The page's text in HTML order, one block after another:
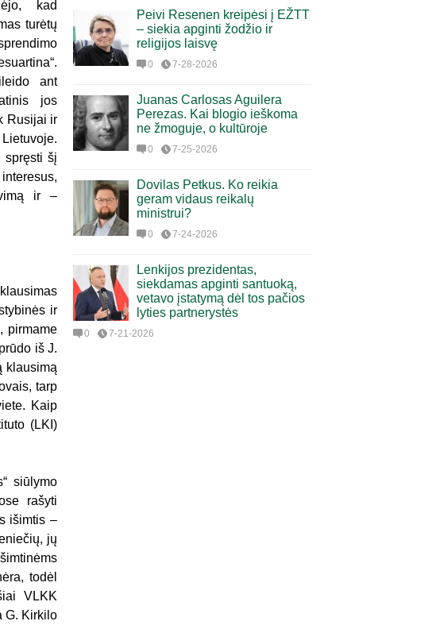
kad
turėtų
ant
jos
Rusijai ir
spręsti šį
ir –
ir
pirmame
iš J.
klausimą
tarp
Kaip
(LKI)
siūlymo
rašyti
išimtis –
jų
todėl
VLKK
G. Kirkilo
Peivi Resenen kreipėsi į EŽTT
– siekia apginti žodžio ir
religijos laisvę
0 7-28-2026
Juanas Carlosas Aguilera
Perezas. Kai blogio ieškoma
ne žmoguje, o kultūroje
0 7-25-2026
Dovilas Petkus. Ko reikia
geram vidaus reikalų
ministrui?
0 7-24-2026
Lenkijos prezidentas,
siekdamas apginti santuoką,
vetavo įstatymą dėl tos pačios
lyties partnerystės
0 7-21-2026